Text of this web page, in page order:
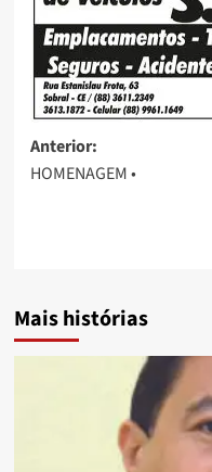
Anterior:
HOMENAGEM •
Mais histórias